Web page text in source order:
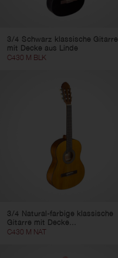
3/4 Schwarz klassische Gitarre
mit Decke aus Linde
C430 M BLK
3/4 Natural-farbige klassische
Gitarre mit Decke...
C430 M NAT